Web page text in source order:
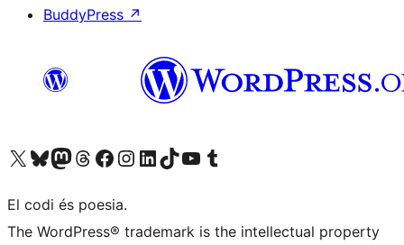
BuddyPress ↗
Visiteu el nostre compte X (abans Twitter)
Visiteu el nostre compte de Bluesky
Visiteu el nostre compte al Mastodon
Visiteu el nostre compte de Threads
Visiteu la nostra pàgina al Facebook
Visiteu el nostre compte d'Instagram
Visiteu el nostre compte de LinkedIn
Visiteu el nostre compte de TikTok
Visiteu el nostre canal al YouTube
Visiteu el nostre compte de Tumblr
El codi és poesia.
The WordPress® trademark is the intellectual property